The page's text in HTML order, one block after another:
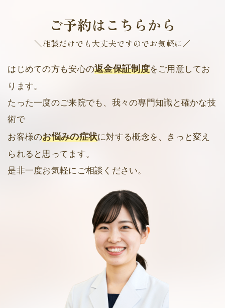
ご予約はこちらから
＼相談だけでも大丈夫ですのでお気軽に／
はじめての方も安心の返金保証制度をご用意してお
ります。
たった一度のご来院でも、我々の専門知識と確かな技
術で
お客様のお悩みの症状に対する概念を、きっと変え
られると思ってます。
是非一度お気軽にご相談ください。